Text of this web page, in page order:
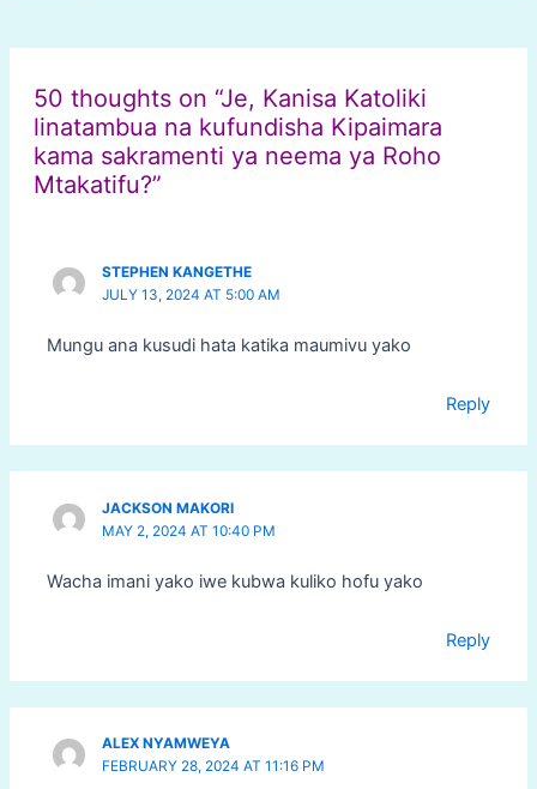
50 thoughts on “Je, Kanisa Katoliki
linatambua na kufundisha Kipaimara
kama sakramenti ya neema ya Roho
Mtakatifu?”
STEPHEN KANGETHE
JULY 13, 2024 AT 5:00 AM
Mungu ana kusudi hata katika maumivu yako
Reply
JACKSON MAKORI
MAY 2, 2024 AT 10:40 PM
Wacha imani yako iwe kubwa kuliko hofu yako
Reply
ALEX NYAMWEYA
FEBRUARY 28, 2024 AT 11:16 PM